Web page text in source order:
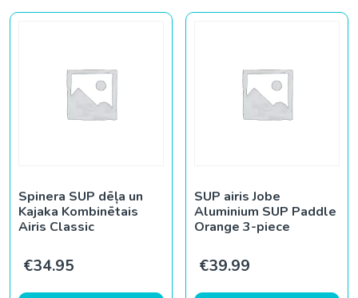
Spinera SUP dēļa un
Kajaka Kombinētais
Airis Classic
€34.95
SUP airis Jobe
Aluminium SUP Paddle
Orange 3-piece
€39.99